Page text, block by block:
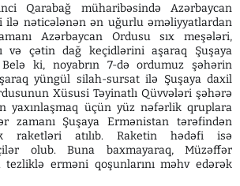
Qarabağ müharibəsində Azərbaycan
ilə nəticələnən ən uğurlu əməliyyatlardan
Azərbaycan Ordusu sıx meşələri,
və çətin dağ keçidlərini aşaraq Şuşaya
ki, noyabrın 7-də ordumuz şəhərin
yüngül silah-sursat ilə Şuşaya daxil
Xüsusi Təyinatlı Qüvvələri şəhərə
yaxınlaşmaq üçün yüz nəfərlik qruplara
zamanı Şuşaya Ermənistan tərəfindən
raketləri atılıb. Raketin hədəfi isə
olub. Buna baxmayaraq, Müzəffər
tezliklə erməni qoşunlarını məhv edərək